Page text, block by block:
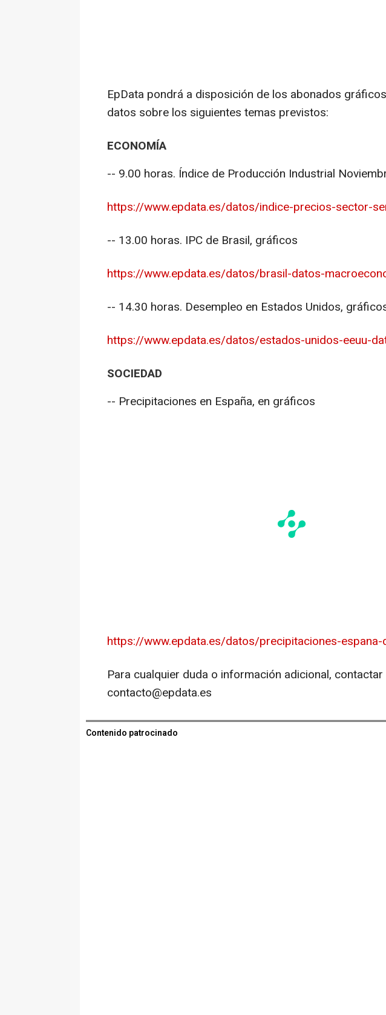
EpData pondrá a disposición de los abonados
datos sobre los siguientes temas previstos:
ECONOMÍA
-- 9.00 horas. Índice de Producción Industrial
https://www.epdata.es/datos/indice-precios-sector-
-- 13.00 horas. IPC de Brasil, gráficos
https://www.epdata.es/datos/brasil-datos-
-- 14.30 horas. Desempleo en Estados Unidos,
https://www.epdata.es/datos/estados-unidos-eeuu-
SOCIEDAD
-- Precipitaciones en España, en gráficos
https://www.epdata.es/datos/precipitaciones-espana-
Para cualquier duda o información adicional, contactar
contacto@epdata.es
Contenido patrocinado